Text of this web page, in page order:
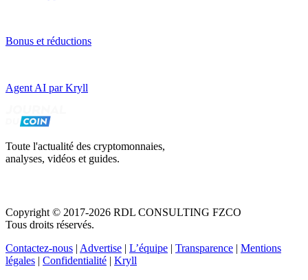
Bonus et réductions
Agent AI par Kryll
Toute l'actualité des cryptomonnaies,
analyses, vidéos et guides.
Copyright © 2017-2026 RDL CONSULTING FZCO
Tous droits réservés.
Contactez-nous | Advertise | L’équipe | Transparence | Mentions
légales | Confidentialité | Kryll